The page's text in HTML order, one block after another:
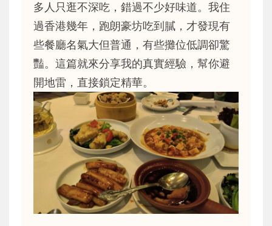
多人只逛不深吃，錯過不少好味道。我住
過香港幾年，跑朗豪坊吃到膩，才發現有
些餐廳名氣大但普通，有些攤位低調卻驚
豔。這篇就來分享我的真實經驗，幫你避
開地雷，直接鎖定精華。